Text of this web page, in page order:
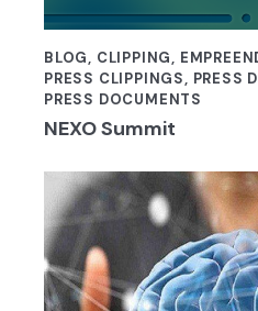
BLOG, CLIPPING,
PRESS CLIPPINGS, PRESS
PRESS DOCUMENTS
NEXO Summit